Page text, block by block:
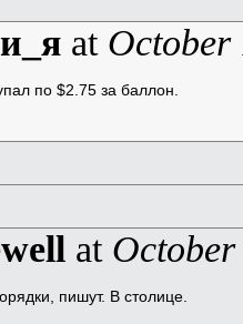
at October
по $2.75 за баллон.
at
пишут. В столице.